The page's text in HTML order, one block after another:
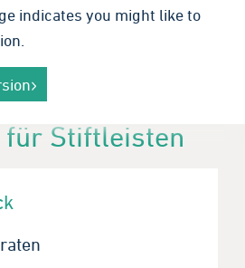
für die
uns auf Ihren Besuch in
für Stiftleisten
indicates you might like to